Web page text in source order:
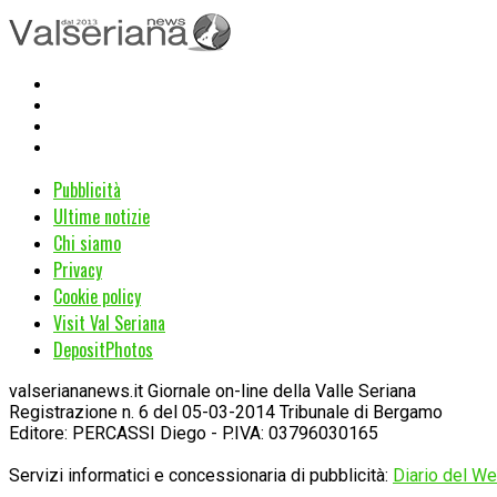
Pubblicità
Ultime notizie
Chi siamo
Privacy
Cookie policy
Visit Val Seriana
DepositPhotos
valseriananews.it Giornale on-line della Valle Seriana
Registrazione n. 6 del 05-03-2014 Tribunale di Bergamo
Editore: PERCASSI Diego - P.IVA: 03796030165
Servizi informatici e concessionaria di pubblicità: Diario del